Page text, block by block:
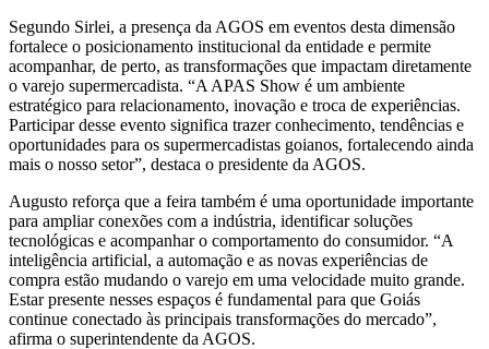
Segundo Sirlei, a presença da AGOS em eventos desta dimensão
fortalece o posicionamento institucional da entidade e permite
acompanhar, de perto, as transformações que impactam diretamente
o varejo supermercadista. “A APAS Show é um ambiente
estratégico para relacionamento, inovação e troca de experiências.
Participar desse evento significa trazer conhecimento, tendências e
oportunidades para os supermercadistas goianos, fortalecendo ainda
mais o nosso setor”, destaca o presidente da AGOS.
Augusto reforça que a feira também é uma oportunidade importante
para ampliar conexões com a indústria, identificar soluções
tecnológicas e acompanhar o comportamento do consumidor. “A
inteligência artificial, a automação e as novas experiências de
compra estão mudando o varejo em uma velocidade muito grande.
Estar presente nesses espaços é fundamental para que Goiás
continue conectado às principais transformações do mercado”,
afirma o superintendente da AGOS.